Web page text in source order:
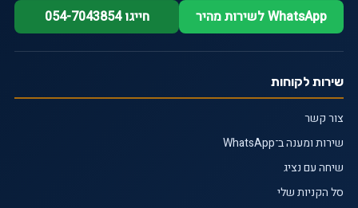
WhatsApp לשירות מהיר חייגו 054-7043854
שירות לקוחות
צור קשר
שירות ומענה ב־WhatsApp
שיחה עם נציג
סל הקניות שלי